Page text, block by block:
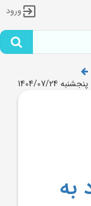
ورود
پنجشنبه 1404/07/24
به